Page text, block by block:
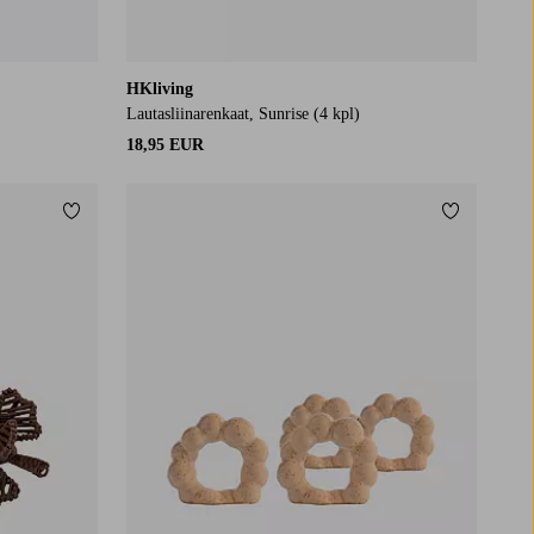
HKliving
Lautasliinarenkaat, Sunrise (4 kpl)
18,95 EUR
Lisää suosikkeihin Lisää